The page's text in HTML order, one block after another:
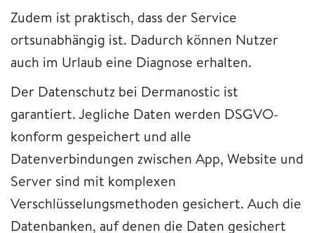
Zudem ist praktisch, dass der Service
ortsunabhängig ist. Dadurch können Nutzer
auch im Urlaub eine Diagnose erhalten.
Der Datenschutz bei Dermanostic ist
garantiert. Jegliche Daten werden DSGVO-
konform gespeichert und alle
Datenverbindungen zwischen App, Website und
Server sind mit komplexen
Verschlüsselungsmethoden gesichert. Auch die
Datenbanken, auf denen die Daten gesichert